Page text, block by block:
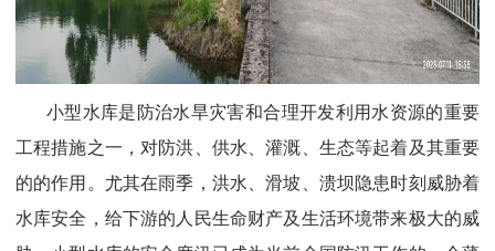
小型水库是防治水旱灾害和合理开发利用水资源的重要
工程措施之一，对防洪、供水、灌溉、生态等起着及其重要
的的作用。尤其在雨季，洪水、滑坡、溃坝隐患时刻威胁着
水库安全，给下游的人民生命财产及生活环境带来极大的威